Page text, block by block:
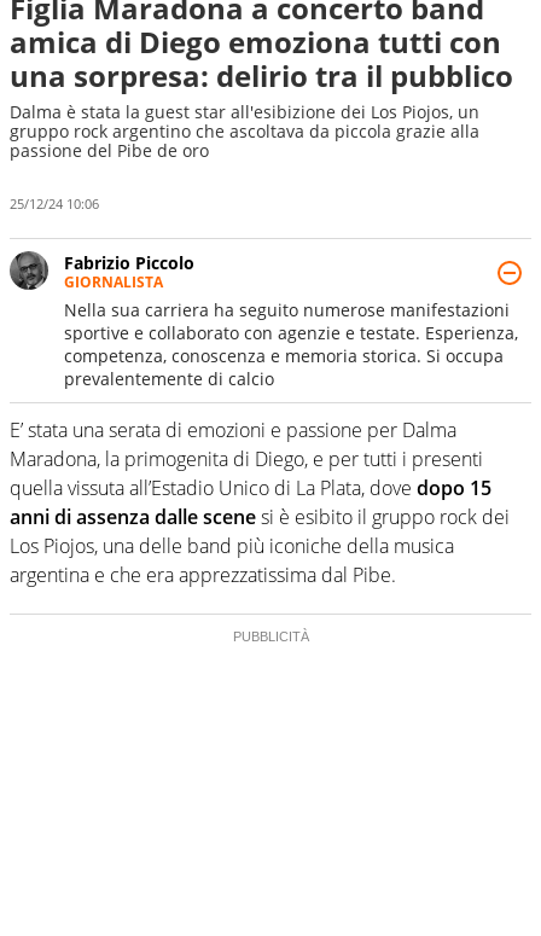
amica di Diego emoziona tutti con
una sorpresa: delirio tra il pubblico
Dalma è stata la guest star all'esibizione dei Los Piojos, un
gruppo rock argentino che ascoltava da piccola grazie alla
passione del Pibe de oro
25/12/24 10:06
Fabrizio Piccolo
GIORNALISTA
Nella sua carriera ha seguito numerose manifestazioni
sportive e collaborato con agenzie e testate. Esperienza,
competenza, conoscenza e memoria storica. Si occupa
prevalentemente di calcio
E’ stata una serata di emozioni e passione per Dalma
Maradona, la primogenita di Diego, e per tutti i presenti
quella vissuta all’Estadio Unico di La Plata, dove dopo 15
anni di assenza dalle scenesi è esibito il gruppo rock dei
Los Piojos, una delle band più iconiche della musica
argentina e che era apprezzatissima dal Pibe.